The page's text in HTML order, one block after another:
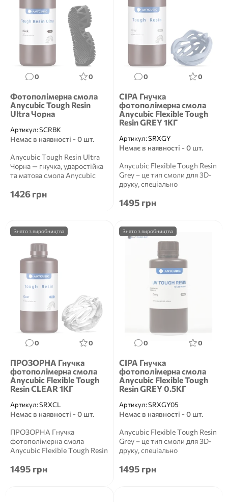
0 0
Фотополімерна смола
Anycubic Tough Resin
Ultra Чорна
Артикул:SCRBK
Немає в наявності - 0 шт.
Anycubic Tough Resin Ultra
Чорна — гнучка, ударостійка
та матова смола Anycubic
1426 грн
0 0
СІРА Гнучка
фотополімерна смола
Anycubic Flexible Tough
Resin GREY 1КГ
Артикул:SRXGY
Немає в наявності - 0 шт.
Anycubic Flexible Tough Resin
Grey – це тип смоли для 3D-
друку, спеціально
1495 грн
Знято з виробництва
0 0
ПРОЗОРНА Гнучка
фотополімерна смола
Anycubic Flexible Tough
Resin CLEAR 1КГ
Артикул:SRXCL
Немає в наявності - 0 шт.
ПРОЗОРНА Гнучка
фотополімерна смола
Anycubic Flexible Tough Resin
м'якість ...
1495 грн
Знято з виробництва
0 0
СІРА Гнучка
фотополімерна смола
Anycubic Flexible Tough
Resin GREY 0.5КГ
Артикул:SRXGY05
Немає в наявності - 0 шт.
Anycubic Flexible Tough Resin
Grey – це тип смоли для 3D-
друку, спеціально
1495 грн